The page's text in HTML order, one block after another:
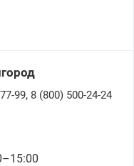
99, 8 (800) 500-24-24